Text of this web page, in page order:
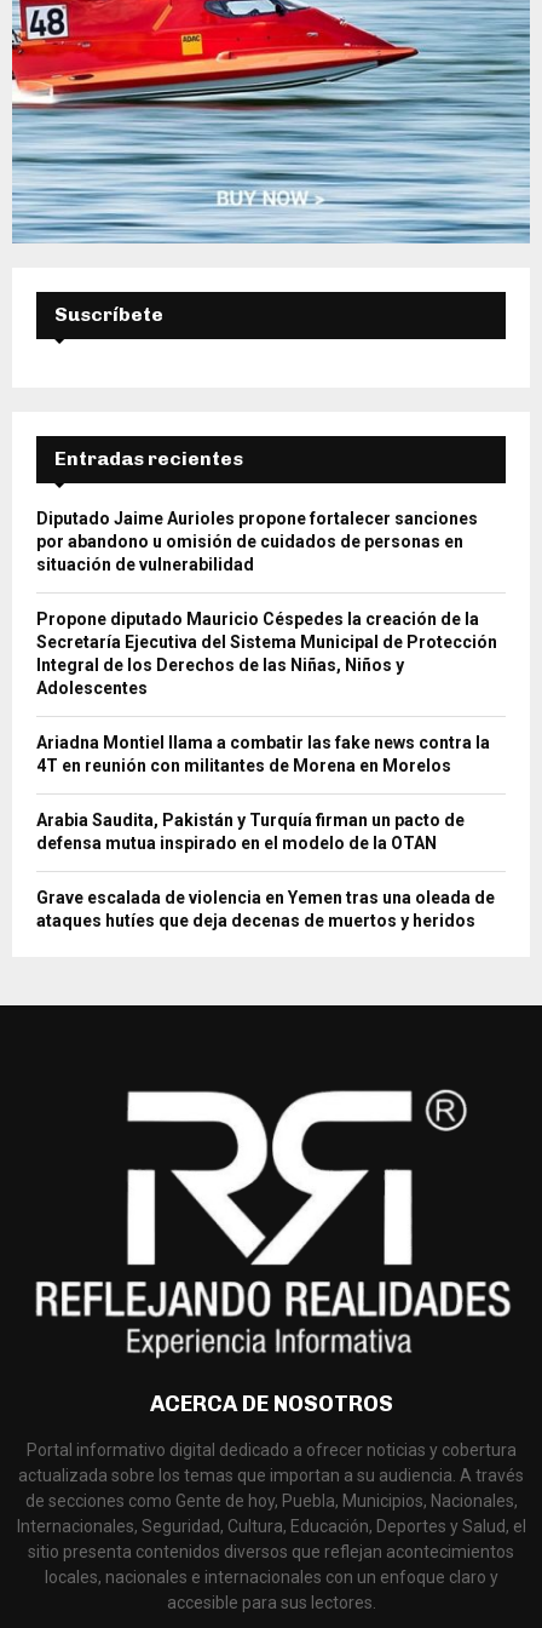
Suscríbete
Entradas recientes
Diputado Jaime Aurioles propone fortalecer sanciones
por abandono u omisión de cuidados de personas en
situación de vulnerabilidad
Propone diputado Mauricio Céspedes la creación de la
Secretaría Ejecutiva del Sistema Municipal de Protección
Integral de los Derechos de las Niñas, Niños y
Adolescentes
Ariadna Montiel llama a combatir las fake news contra la
4T en reunión con militantes de Morena en Morelos
Arabia Saudita, Pakistán y Turquía firman un pacto de
defensa mutua inspirado en el modelo de la OTAN
Grave escalada de violencia en Yemen tras una oleada de
ataques hutíes que deja decenas de muertos y heridos
ACERCA DE NOSOTROS
Portal informativo digital dedicado a ofrecer noticias y cobertura
actualizada sobre los temas que importan a su audiencia. A través
de secciones como Gente de hoy, Puebla, Municipios, Nacionales,
Internacionales, Seguridad, Cultura, Educación, Deportes y Salud, el
sitio presenta contenidos diversos que reflejan acontecimientos
locales, nacionales e internacionales con un enfoque claro y
accesible para sus lectores.